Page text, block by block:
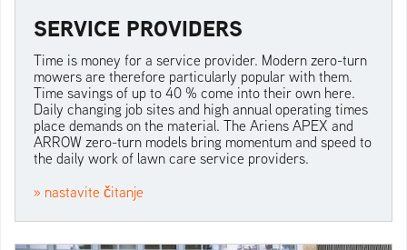
SERVICE PROVIDERS
Time is money for a service provider. Modern zero-turn
mowers are therefore particularly popular with them.
Time savings of up to 40 % come into their own here.
Daily changing job sites and high annual operating times
place demands on the material. The Ariens APEX and
ARROW zero-turn models bring momentum and speed to
the daily work of lawn care service providers.
» nastavite čitanje